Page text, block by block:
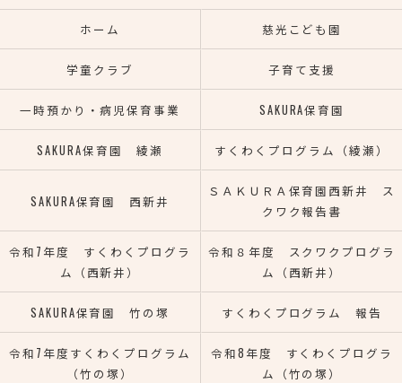
ホーム 慈光こども園
学童クラブ 子育て支援
一時預かり・病児保育事業 SAKURA保育園
SAKURA保育園 綾瀬 すくわくプログラム（綾瀬）
SAKURA保育園 西新井
ＳＡＫＵＲＡ保育園西新井 ス
クワク報告書
令和7年度 すくわくプログラ
ム（西新井）
令和８年度 スクワクプログラ
ム（西新井）
SAKURA保育園 竹の塚 すくわくプログラム 報告
令和7年度すくわくプログラム
（竹の塚）
令和8年度 すくわくプログラ
ム（竹の塚）